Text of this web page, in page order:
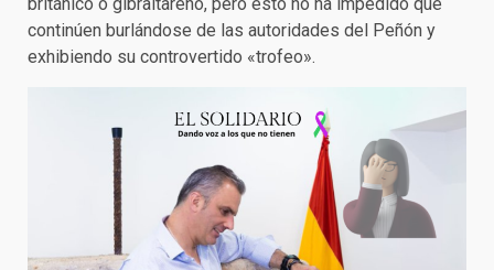
continúen burlándose de las autoridades del Peñón y
exhibiendo su controvertido «trofeo».